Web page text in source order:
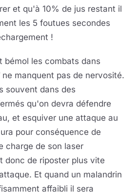
et qu'à 10% de jus restant il
les 5 foutues secondes
!
bémol les combats dans
ne manquent pas de nervosité.
souvent dans des
qu'on devra défendre
et esquiver une attaque au
pour conséquence de
charge de son laser
donc de riposter plus vite
Et quand un malandrin
affaibli il sera